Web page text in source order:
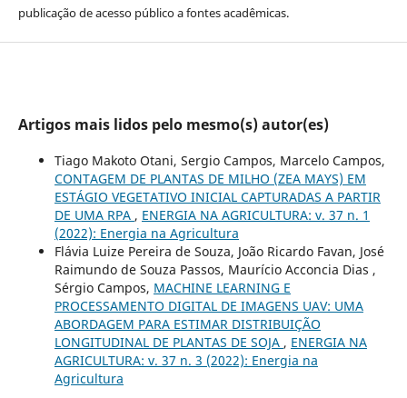
publicação de acesso público a fontes acadêmicas.
Artigos mais lidos pelo mesmo(s) autor(es)
Tiago Makoto Otani, Sergio Campos, Marcelo Campos,
CONTAGEM DE PLANTAS DE MILHO (ZEA MAYS) EM
ESTÁGIO VEGETATIVO INICIAL CAPTURADAS A PARTIR
DE UMA RPA , ENERGIA NA AGRICULTURA: v. 37 n. 1
(2022): Energia na Agricultura
Flávia Luize Pereira de Souza, João Ricardo Favan, José
Raimundo de Souza Passos, Maurício Acconcia Dias ,
Sérgio Campos, MACHINE LEARNING E
PROCESSAMENTO DIGITAL DE IMAGENS UAV: UMA
ABORDAGEM PARA ESTIMAR DISTRIBUIÇÃO
LONGITUDINAL DE PLANTAS DE SOJA , ENERGIA NA
AGRICULTURA: v. 37 n. 3 (2022): Energia na
Agricultura